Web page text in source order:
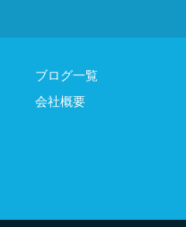
ブログ一覧
会社概要